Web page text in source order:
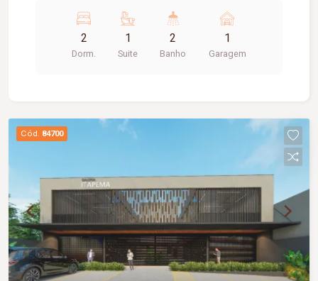
descoberta; O condomínio oferece: Elevador;
Bicicletário; Brinquedoteca; Espaço gourmet;
Salão de jogos; Diferenciais: Apartamento novo,
2
Dorm.
1
Suite
2
Banho
1
Garagem
Cód. 84700